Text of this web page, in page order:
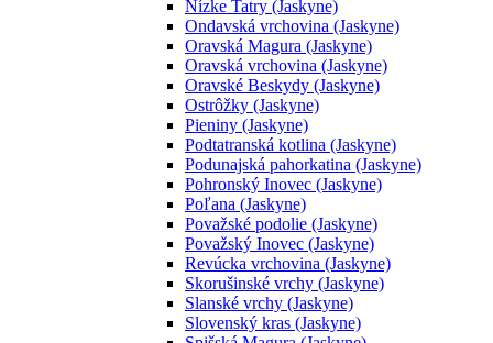
Nízke Tatry (Jaskyne)
Ondavská vrchovina (Jaskyne)
Oravská Magura (Jaskyne)
Oravská vrchovina (Jaskyne)
Oravské Beskydy (Jaskyne)
Ostrôžky (Jaskyne)
Pieniny (Jaskyne)
Podtatranská kotlina (Jaskyne)
Podunajská pahorkatina (Jaskyne)
Pohronský Inovec (Jaskyne)
Poľana (Jaskyne)
Považské podolie (Jaskyne)
Považský Inovec (Jaskyne)
Revúcka vrchovina (Jaskyne)
Skorušinské vrchy (Jaskyne)
Slanské vrchy (Jaskyne)
Slovenský kras (Jaskyne)